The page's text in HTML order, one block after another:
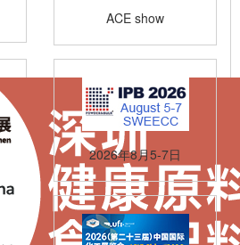
ACE show
2026年8月5-7日